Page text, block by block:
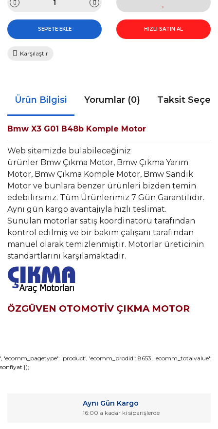
SEPETE EKLE HIZLI SATIN AL
Karşılaştır
Ürün Bilgisi Yorumlar (0) Taksit
Bmw X3 G01 B48b Komple Motor
Web sitemizde bulabileceğiniz
ürünler Bmw Çıkma Motor, Bmw Çıkma Yarım
Motor, Bmw Çıkma Komple Motor, Bmw Sandık
Motor ve bunlara benzer ürünleri bizden temin
edebilirsiniz. Tüm Ürünlerimiz 7 Gün Garantilidir.
Aynı gün kargo avantajıyla hızlı teslimat.
Sunulan motorlar satış koordinatörü tarafından
kontrol edilmiş ve bir bakım çalışanı tarafından
manuel olarak temizlenmiştir. Motorlar üreticinin
standartlarını karşılamaktadır.
ÖZGÜVEN OTOMOTİV ÇIKMA MOTOR
Yorum Yaz
Bu ürünün fiyat bilgisi, resim, ürün açıklamalarında ve diğer
konularda yetersiz gördüğünüz noktaları öneri formunu
Ürün resmi kalitesiz, bozuk veya görüntülenemiyor.
', 'ecomm_pagetype': 'product', 'ecomm_prodid': 8653, 'ecomm_totalvalue':
sonfiyat });
Aynı Gün Kargo
16:00'a kadar ki siparişlerde